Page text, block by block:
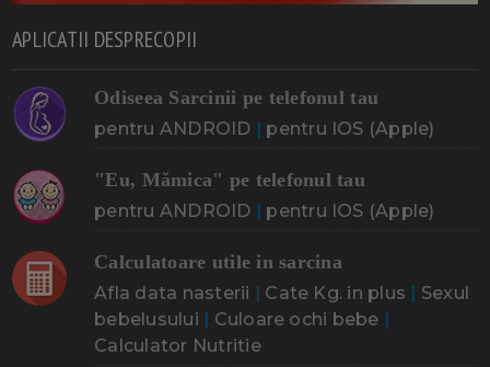
APLICATII DESPRECOPII
Odiseea Sarcinii pe telefonul tau
pentru ANDROID | pentru IOS (Apple)
"Eu, Mămica" pe telefonul tau
pentru ANDROID | pentru IOS (Apple)
Calculatoare utile in sarcina
Afla data nasterii | Cate Kg. in plus | Sexul
bebelusului | Culoare ochi bebe |
Calculator Nutritie